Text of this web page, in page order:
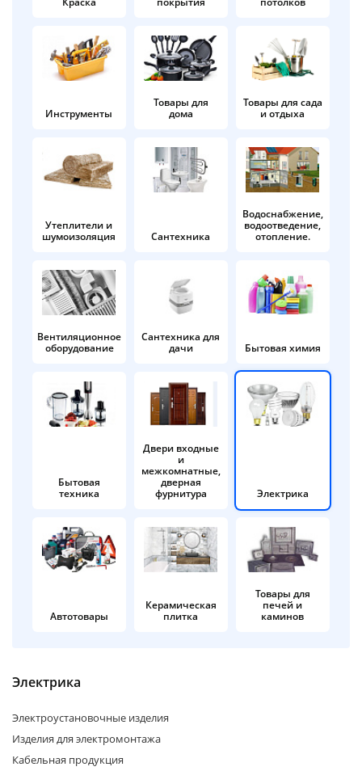
Инструменты
Товары для
дома
Товары для сада
и отдыха
Утеплители и
шумоизоляция
Сантехника
Водоснабжение,
водоотведение,
отопление.
Вентиляционное
оборудование
Сантехника для
дачи
Бытовая химия
Бытовая
техника
Двери входные
и
межкомнатные,
дверная
фурнитура
Электрика
Автотовары
Керамическая
плитка
Товары для
печей и
каминов
Электрика
Электроустановочные изделия
Изделия для электромонтажа
Кабельная продукция
в корзину
Оплачивайте сегодня только
25% картой любого банка
Получайте товар
выбранный способом
Оставшиеся
% будут
по25%каждые 2 недели
Подробнее
об оплате Плайтом
раз в 2
недели
Остались вопросы?
8 800 302-02-51
plait.ru